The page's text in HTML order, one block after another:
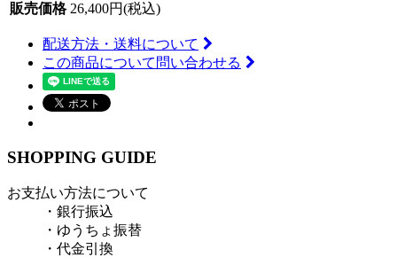
販売価格 26,400円(税込)
配送方法・送料について
この商品について問い合わせる
SHOPPING GUIDE
お支払い方法について
・銀行振込
・ゆうちょ振替
・代金引換